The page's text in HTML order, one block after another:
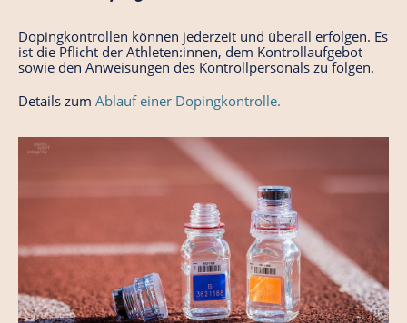
Dopingkontrollen können jederzeit und überall erfolgen. Es
ist die Pflicht der Athleten:innen, dem Kontrollaufgebot
sowie den Anweisungen des Kontrollpersonals zu folgen.
Details zum Ablauf einer Dopingkontrolle.